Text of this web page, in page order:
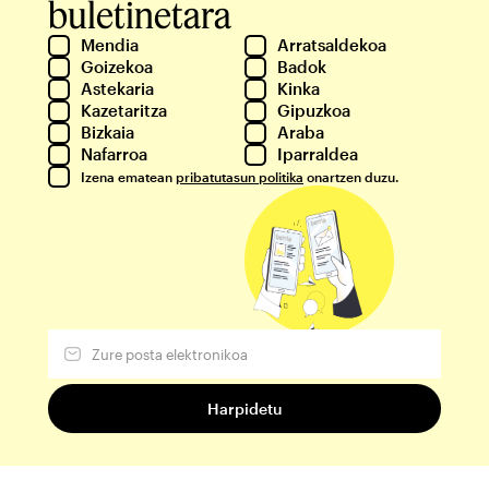
buletinetara
Mendia
Arratsaldekoa
Goizekoa
Badok
Astekaria
Kinka
Kazetaritza
Gipuzkoa
Bizkaia
Araba
Nafarroa
Iparraldea
Izena ematean pribatutasun politika onartzen duzu.